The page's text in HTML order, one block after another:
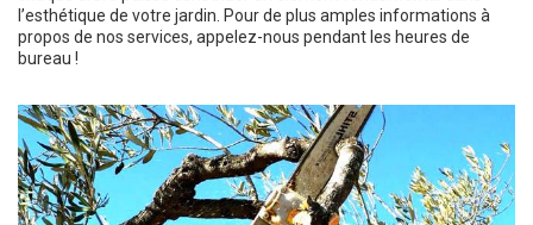
l’esthétique de votre jardin. Pour de plus amples informations à
propos de nos services, appelez-nous pendant les heures de
bureau !